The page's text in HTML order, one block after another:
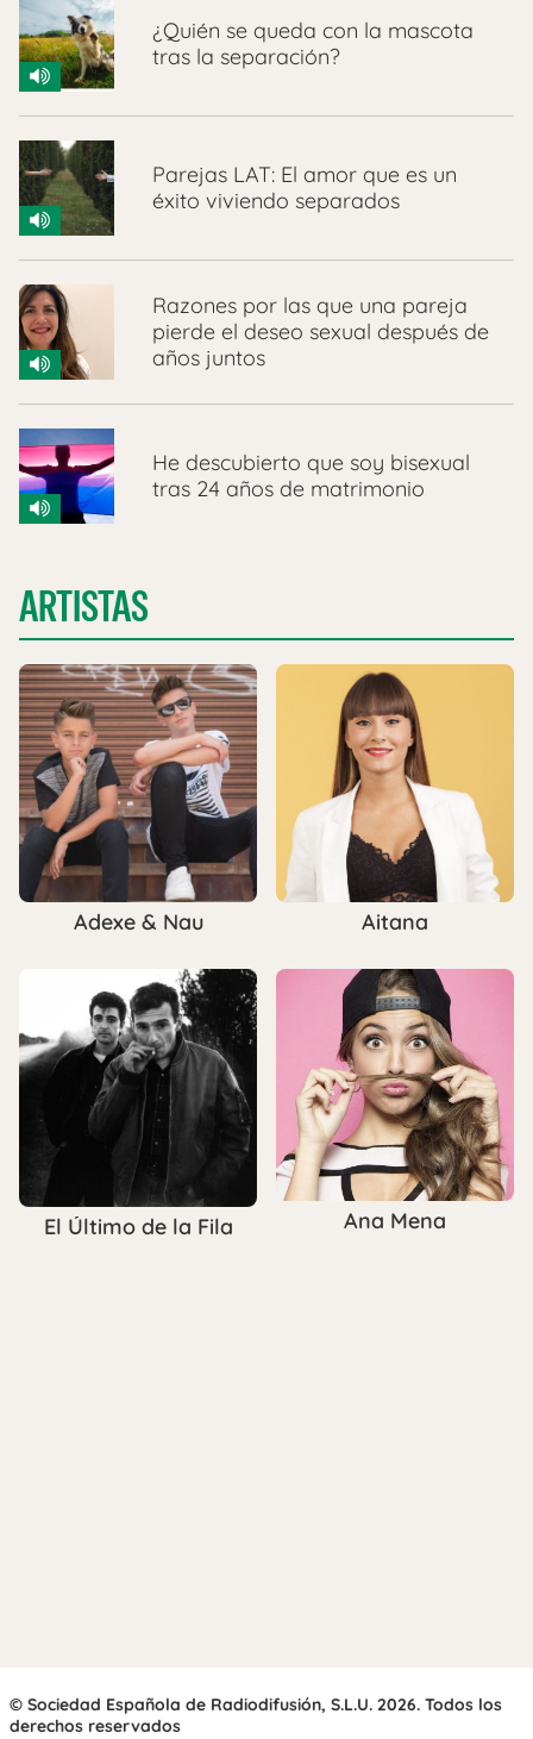
¿Quién se queda con la mascota
tras la separación?
Parejas LAT: El amor que es un
éxito viviendo separados
Razones por las que una pareja
pierde el deseo sexual después de
años juntos
He descubierto que soy bisexual
tras 24 años de matrimonio
ARTISTAS
Adexe & Nau Aitana
El Último de la Fila Ana Mena
© Sociedad Española de Radiodifusión, S.L.U. 2026. Todos los
derechos reservados